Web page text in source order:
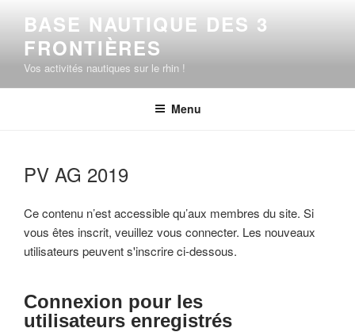
contenu
principal
BASE NAUTIQUE DES 3
FRONTIÈRES
Vos activités nautiques sur le rhin !
Menu
PV AG 2019
Ce contenu n’est accessible qu’aux membres du site. Si
vous êtes inscrit, veuillez vous connecter. Les nouveaux
utilisateurs peuvent s'inscrire ci-dessous.
Connexion pour les
utilisateurs enregistrés